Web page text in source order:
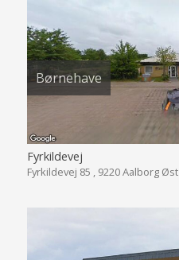
Børnehave
Fyrkildevej
Fyrkildevej 85 , 9220 Aalborg Øst